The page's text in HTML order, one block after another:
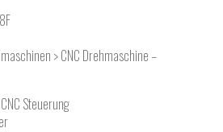
> CNC Drehmaschine –
Steuerung